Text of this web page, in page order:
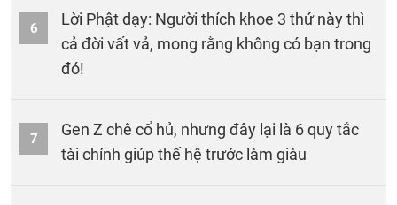
6
Lời Phật dạy: Người thích khoe 3 thứ này thì
cả đời vất vả, mong rằng không có bạn trong
đó!
7
Gen Z chê cổ hủ, nhưng đây lại là 6 quy tắc
tài chính giúp thế hệ trước làm giàu